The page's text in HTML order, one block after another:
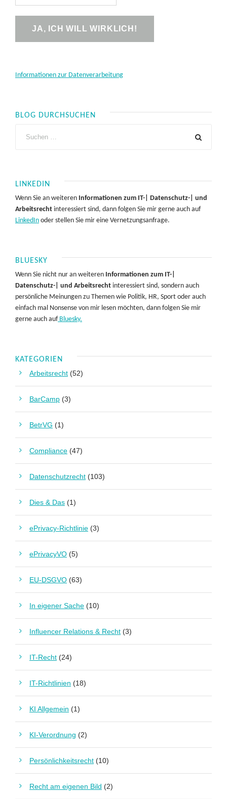
Informationen zur Datenverarbeitung
BLOG DURCHSUCHEN
LINKEDIN
Wenn Sie an weiteren Informationen zum IT-| Datenschutz-| und
Arbeitsrecht interessiert sind, dann folgen Sie mir gerne auch auf
LinkedIn oder stellen Sie mir eine Vernetzungsanfrage.
BLUESKY
Wenn Sie nicht nur an weiteren Informationen zum IT-|
Datenschutz-| und Arbeitsrecht interessiert sind, sondern auch
persönliche Meinungen zu Themen wie Politik, HR, Sport oder auch
einfach mal Nonsense von mir lesen möchten, dann folgen Sie mir
gerne auch aufBluesky.
KATEGORIEN
Arbeitsrecht (52)
BarCamp (3)
BetrVG (1)
Compliance (47)
Datenschutzrecht (103)
Dies & Das (1)
ePrivacy-Richtlinie (3)
ePrivacyVO (5)
EU-DSGVO (63)
In eigener Sache (10)
Influencer Relations & Recht (3)
IT-Recht (24)
IT-Richtlinien (18)
KI Allgemein (1)
KI-Verordnung (2)
Persönlichkeitsrecht (10)
Recht am eigenen Bild (2)